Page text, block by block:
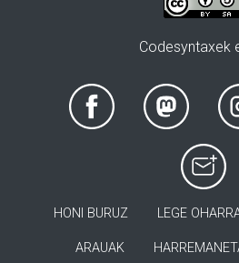
Codesyntaxek
HONI BURUZ LEGE
ARAUAK